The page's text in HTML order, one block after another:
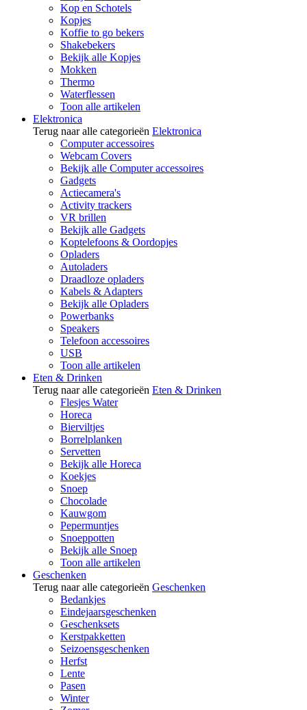
Kop en Schotels
Kopjes
Koffie to go bekers
Shakebekers
Bekijk alle Kopjes
Mokken
Thermo
Waterflessen
Toon alle artikelen
Elektronica
Terug naar alle categorieën Elektronica
Computer accessoires
Webcam Covers
Bekijk alle Computer accessoires
Gadgets
Actiecamera's
Activity trackers
VR brillen
Bekijk alle Gadgets
Koptelefoons & Oordopjes
Opladers
Autoladers
Draadloze opladers
Kabels & Adapters
Bekijk alle Opladers
Powerbanks
Speakers
Telefoon accessoires
USB
Toon alle artikelen
Eten & Drinken
Terug naar alle categorieën Eten & Drinken
Flesjes Water
Horeca
Bierviltjes
Borrelplanken
Servetten
Bekijk alle Horeca
Koekjes
Snoep
Chocolade
Kauwgom
Pepermuntjes
Snoeppotten
Bekijk alle Snoep
Toon alle artikelen
Geschenken
Terug naar alle categorieën Geschenken
Bedankjes
Eindejaarsgeschenken
Geschenksets
Kerstpakketten
Seizoensgeschenken
Herfst
Lente
Pasen
Winter